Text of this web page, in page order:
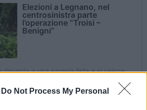
Do Not Process My Personal